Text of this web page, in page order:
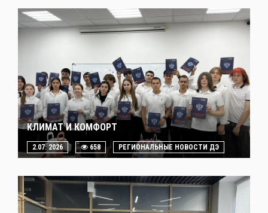
КЛИМАТ И КОМФОРТ
2.07. 2026 658 РЕГИОНАЛЬНЫЕ НОВОСТИ ДЭ